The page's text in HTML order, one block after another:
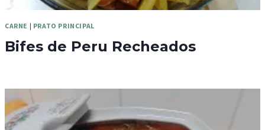
CARNE | PRATO PRINCIPAL
Bifes de Peru Recheados